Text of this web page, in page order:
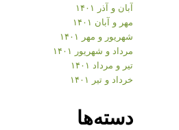
آبان و آذر ۱۴۰۱
مهر و آبان ۱۴۰۱
شهریور و مهر ۱۴۰۱
مرداد و شهریور ۱۴۰۱
تیر و مرداد ۱۴۰۱
خرداد و تیر ۱۴۰۱
دسته‌ها